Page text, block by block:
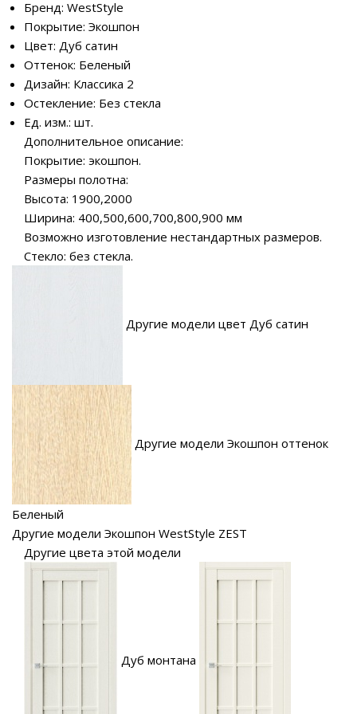
Бренд: WestStyle
Покрытие: Экошпон
Цвет: Дуб сатин
Оттенок: Беленый
Дизайн: Классика 2
Остекление: Без стекла
Ед. изм.: шт.
Дополнительное описание:
Покрытие: экошпон.
Размеры полотна:
Высота: 1900,2000
Ширина: 400,500,600,700,800,900 мм
Возможно изготовление нестандартных размеров.
Стекло: без стекла.
Другие модели цвет Дуб сатин
Другие модели Экошпон оттенок
Беленый
Другие модели Экошпон WestStyle ZEST
Другие цвета этой модели
Дуб монтана